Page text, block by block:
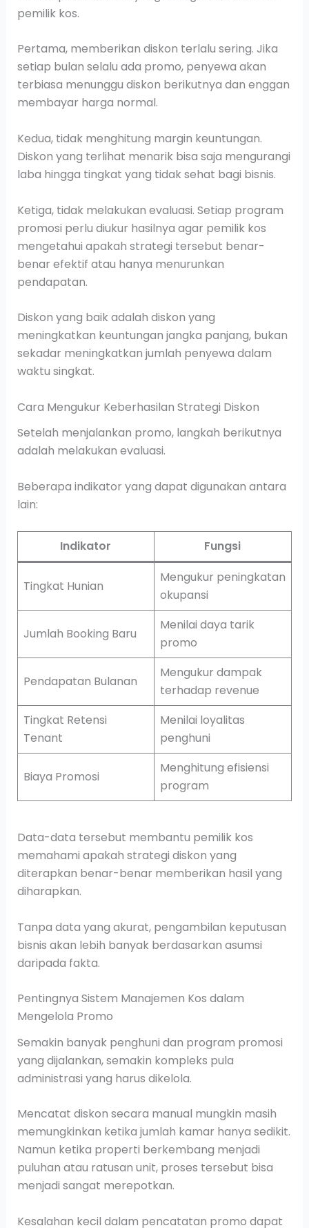
pemilik kos.
Pertama, memberikan diskon terlalu sering. Jika
setiap bulan selalu ada promo, penyewa akan
terbiasa menunggu diskon berikutnya dan enggan
membayar harga normal.
Kedua, tidak menghitung margin keuntungan.
Diskon yang terlihat menarik bisa saja mengurangi
laba hingga tingkat yang tidak sehat bagi bisnis.
Ketiga, tidak melakukan evaluasi. Setiap program
promosi perlu diukur hasilnya agar pemilik kos
mengetahui apakah strategi tersebut benar-
benar efektif atau hanya menurunkan
pendapatan.
Diskon yang baik adalah diskon yang
meningkatkan keuntungan jangka panjang, bukan
sekadar meningkatkan jumlah penyewa dalam
waktu singkat.
Cara Mengukur Keberhasilan Strategi Diskon
Setelah menjalankan promo, langkah berikutnya
adalah melakukan evaluasi.
Beberapa indikator yang dapat digunakan antara
lain:
Indikator Fungsi
Tingkat Hunian
Mengukur peningkatan
okupansi
Jumlah Booking Baru
Menilai daya tarik
promo
Pendapatan Bulanan
Mengukur dampak
terhadap revenue
Tingkat Retensi
Tenant
Menilai loyalitas
penghuni
Biaya Promosi
Menghitung efisiensi
program
Data-data tersebut membantu pemilik kos
memahami apakah strategi diskon yang
diterapkan benar-benar memberikan hasil yang
diharapkan.
Tanpa data yang akurat, pengambilan keputusan
bisnis akan lebih banyak berdasarkan asumsi
daripada fakta.
Pentingnya Sistem Manajemen Kos dalam
Mengelola Promo
Semakin banyak penghuni dan program promosi
yang dijalankan, semakin kompleks pula
administrasi yang harus dikelola.
Mencatat diskon secara manual mungkin masih
memungkinkan ketika jumlah kamar hanya sedikit.
Namun ketika properti berkembang menjadi
puluhan atau ratusan unit, proses tersebut bisa
menjadi sangat merepotkan.
Kesalahan kecil dalam pencatatan promo dapat